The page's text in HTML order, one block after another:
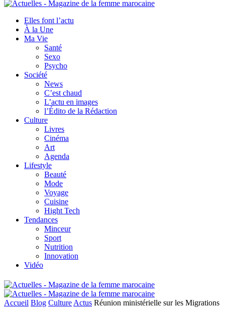
Elles font l’actu
À la Une
Ma Vie
Santé
Sexo
Psycho
Société
News
C’est chaud
L’actu en images
l’Édito de la Rédaction
Culture
Livres
Cinéma
Art
Agenda
Lifestyle
Beauté
Mode
Voyage
Cuisine
Hight Tech
Tendances
Minceur
Sport
Nutrition
Innovation
Vidéo
Accueil Blog Culture Actus Réunion ministérielle sur les Migrations